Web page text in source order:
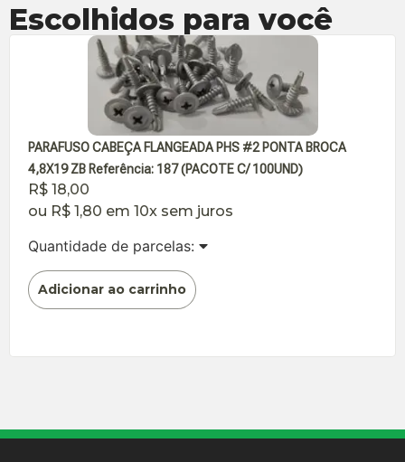
Escolhidos para você
PARAFUSO CABEÇA FLANGEADA PHS #2 PONTA BROCA
4,8X19 ZB Referência: 187 (PACOTE C/ 100UND)
R$ 18,00
ou R$ 1,80 em 10x sem juros
Quantidade de parcelas:
Adicionar ao carrinho